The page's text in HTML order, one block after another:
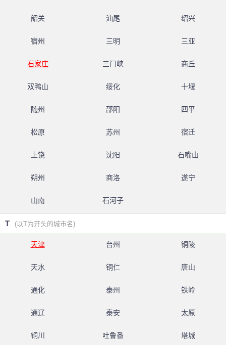
韶关 汕尾 绍兴
宿州 三明 三亚
石家庄 三门峡 商丘
双鸭山 绥化 十堰
随州 邵阳 四平
松原 苏州 宿迁
上饶 沈阳 石嘴山
朔州 商洛 遂宁
山南 石河子
T (以T为开头的城市名)
天津 台州 铜陵
天水 铜仁 唐山
通化 泰州 铁岭
通辽 泰安 太原
铜川 吐鲁番 塔城